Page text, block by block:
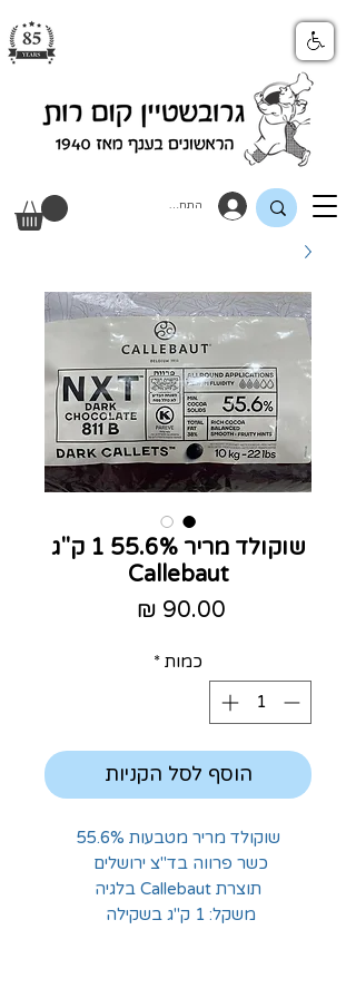
התחבר
שוקולד מריר 55.6% 1 ק"ג
Callebaut
כמות *
הוסף לסל הקניות
שוקולד מריר מטבעות 55.6%
כשר פרווה בד"צ ירושלים
תוצרת Callebaut בלגיה
משקל: 1 ק"ג בשקילה